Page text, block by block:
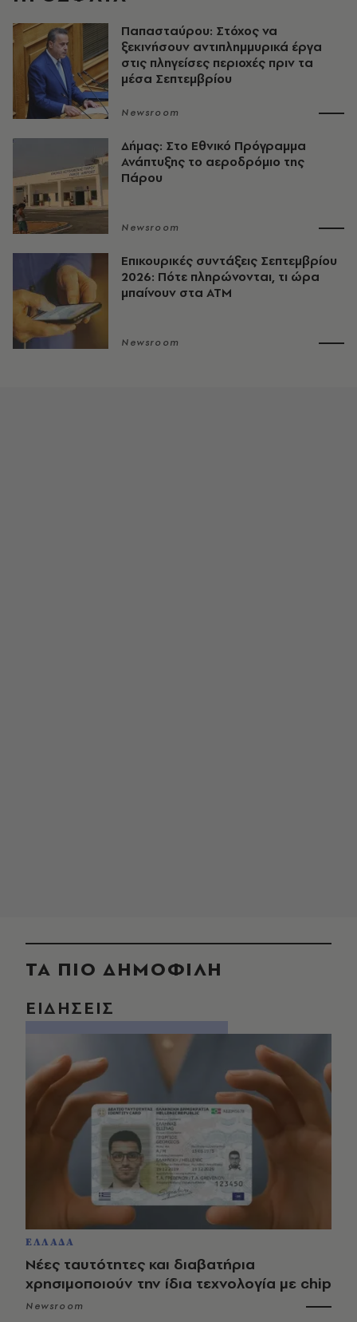
Παπασταύρου: Στόχος να
ξεκινήσουν αντιπλημμυρικά έργα
στις πληγείσες περιοχές πριν τα
μέσα Σεπτεμβρίου
Newsroom
Δήμας: Στο Εθνικό Πρόγραμμα
Ανάπτυξης το αεροδρόμιο της
Πάρου
Newsroom
Επικουρικές συντάξεις Σεπτεμβρίου
2026: Πότε πληρώνονται, τι ώρα
μπαίνουν στα ΑΤΜ
Newsroom
ΤΑ ΠΙΟ ΔΗΜΟΦΙΛΗ
ΕΙΔΗΣΕΙΣ
ΕΛΛΑΔΑ
Νέες ταυτότητες και διαβατήρια
χρησιμοποιούν την ίδια τεχνολογία με chip
Newsroom